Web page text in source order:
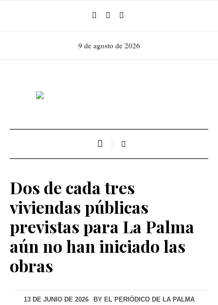
9 de agosto de 2026
Dos de cada tres
viviendas públicas
previstas para La Palma
aún no han iniciado las
obras
13 DE JUNIO DE 2026 BY EL PERIÓDICO DE LA PALMA